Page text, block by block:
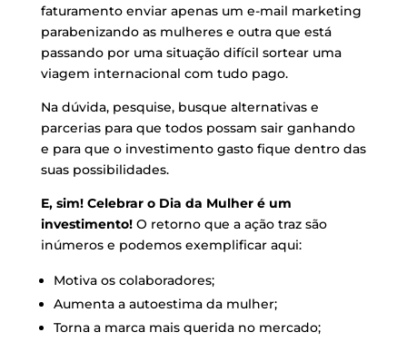
faturamento enviar apenas um e-mail marketing
parabenizando as mulheres e outra que está
passando por uma situação difícil sortear uma
viagem internacional com tudo pago.
Na dúvida, pesquise, busque alternativas e
parcerias para que todos possam sair ganhando
e para que o investimento gasto fique dentro das
suas possibilidades.
E, sim! Celebrar o Dia da Mulher é um
investimento!O retorno que a ação traz são
inúmeros e podemos exemplificar aqui:
Motiva os colaboradores;
Aumenta a autoestima da mulher;
Torna a marca mais querida no mercado;